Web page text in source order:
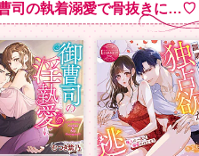
司の執着溺愛で骨抜きに…♡